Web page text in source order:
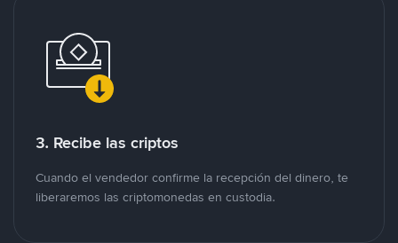
3. Recibe las criptos
Cuando el vendedor confirme la recepción del dinero, te
liberaremos las criptomonedas en custodia.